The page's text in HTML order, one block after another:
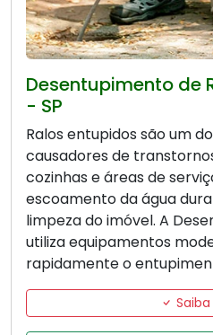
Desentupimento de
- SP
Ralos entupidos são um
causadores de
cozinhas e áreas de
escoamento da água
limpeza do imóvel. A
utiliza equipamentos
rapidamente o